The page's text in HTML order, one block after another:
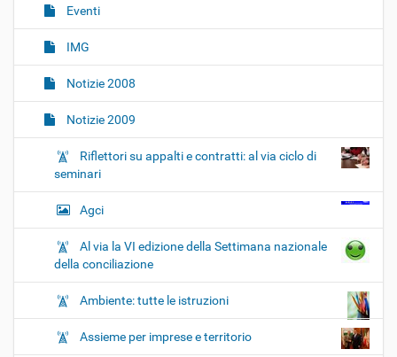
n
Eventi
IMG
Notizie 2008
Notizie 2009
Riflettori su appalti e contratti: al via ciclo di
seminari
Agci
Al via la VI edizione della Settimana nazionale
della conciliazione
Ambiente: tutte le istruzioni
Assieme per imprese e territorio